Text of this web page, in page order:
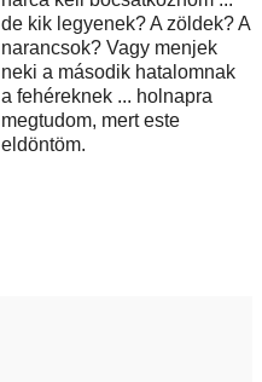
de kik legyenek? A zöldek? A
narancsok? Vagy menjek
neki a második hatalomnak
a fehéreknek ... holnapra
megtudom, mert este
eldöntöm.